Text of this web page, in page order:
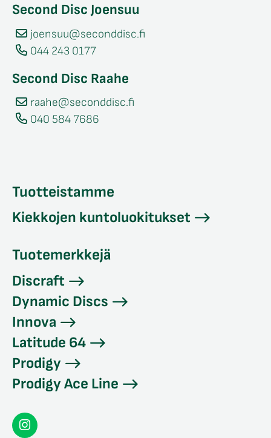
Second Disc Joensuu
joensuu@seconddisc.fi
044 243 0177
Second Disc Raahe
raahe@seconddisc.fi
040 584 7686
Tuotteistamme
Kiekkojen kuntoluokitukset
Tuotemerkkejä
Discraft
Dynamic Discs
Innova
Latitude 64
Prodigy
Prodigy Ace Line
Seconddisc